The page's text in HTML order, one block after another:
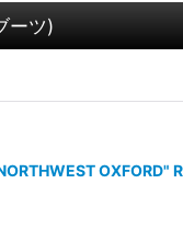
ーツ)
OXFORD"